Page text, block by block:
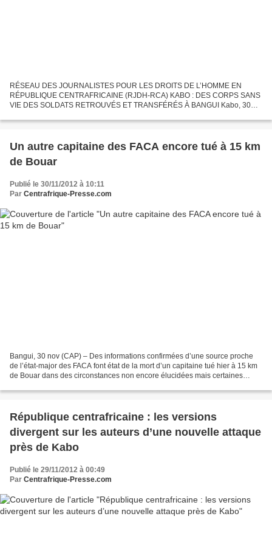
RÉSEAU DES JOURNALISTES POUR LES DROITS DE L’HOMME EN
RÉPUBLIQUE CENTRAFRICAINE (RJDH-RCA) KABO : DES CORPS SANS
VIE DES SOLDATS RETROUVÉS ET TRANSFÉRÉS À BANGUI Kabo, 30
centrafricaines (FACA)...
Un autre capitaine des FACA encore tué à 15 km
de Bouar
Publié le 30/11/2012 à 10:11
Par Centrafrique-Presse.com
Bangui, 30 nov (CAP) – Des informations confirmées d’une source proche
de l’état-major des FACA font état de la mort d’un capitaine tué hier à 15 km
de Bouar dans des circonstances non encore élucidées mais certaines
République centrafricaine : les versions
divergent sur les auteurs d’une nouvelle attaque
près de Kabo
Publié le 29/11/2012 à 00:49
Par Centrafrique-Presse.com